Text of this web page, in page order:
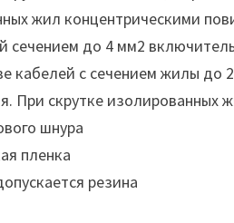
жил концентрическими
до 4 мм2
кабелей с сечением жилы до
При скрутке изолированных
шнура
пленка
резина